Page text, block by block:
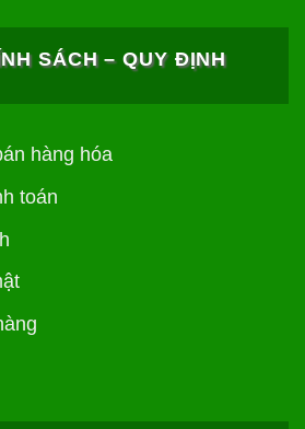
SÁCH – QUY ĐỊNH
hàng hóa
toán